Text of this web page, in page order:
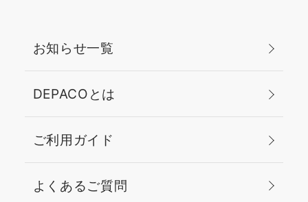
お知らせ一覧
DEPACOとは
ご利用ガイド
よくあるご質問